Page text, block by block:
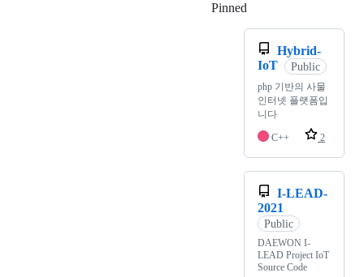
Pinned
Hybrid-
IoT
Public
php 기반의 사물
인터넷 플랫폼입
니다
C++ 2
I-LEAD-
2021
Public
DAEWON I-
LEAD Project IoT
Source Code